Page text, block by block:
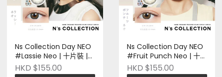
Ns Collection Day NEO
#Lassie Neo | 十片裝 |
日本品牌 | Pre-order
HKD $155.00
Ns Collection Day NEO
#Fruit Punch Neo | 十片
裝 | 日本品牌 | Pre-order
HKD $155.00